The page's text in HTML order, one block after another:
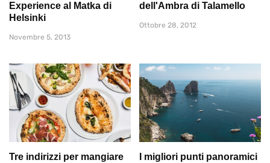
Experience al Matka di
Helsinki
Novembre 5, 2013
dell'Ambra di Talamello
Ottobre 28, 2012
Tre indirizzi per mangiare
I migliori punti panoramici